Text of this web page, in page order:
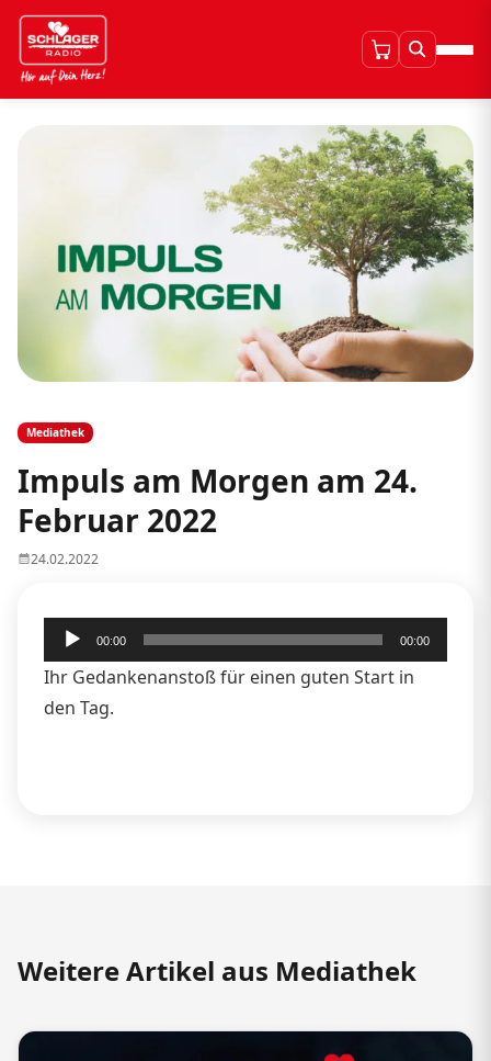
Mediathek
Impuls am Morgen am 24.
Februar 2022
24.02.2022
Audio-
Player
00:00 00:00
Ihr Gedankenanstoß für einen guten Start in
den Tag.
Weitere Artikel aus Mediathek